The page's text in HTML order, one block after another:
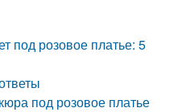
под розовое платье: 5
под розовое платье